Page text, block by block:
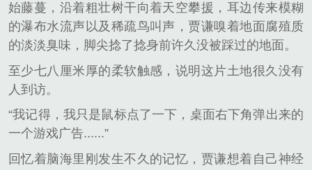
始藤蔓，沿着粗壮树干向着天空攀援，耳边传来模糊
的瀑布水流声以及稀疏鸟叫声，贾谦嗅着地面腐殖质
的淡淡臭味，脚尖捻了捻身前许久没被踩过的地面。
至少七八厘米厚的柔软触感，说明这片土地很久没有
人到访。
“我记得，我只是鼠标点了一下，桌面右下角弹出来的
一个游戏广告......”
回忆着脑海里刚发生不久的记忆，贾谦想着自己神经